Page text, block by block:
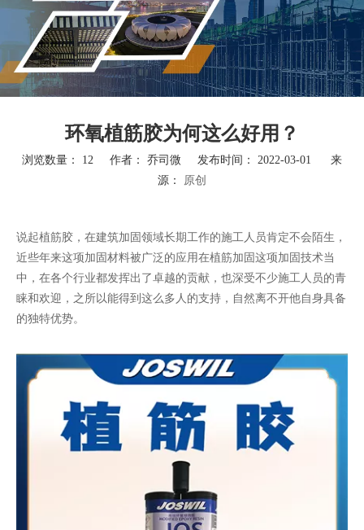
环氧植筋胶为何这么好用？
浏览数量： 12 作者： 乔司微 发布时间： 2022-03-01 来
源： 原创
说起植筋胶，在建筑加固领域长期工作的施工人员肯定不会陌生，
近些年来这项加固材料被广泛的应用在植筋加固这项加固技术当
中，在各个行业都发挥出了卓越的贡献，也深受不少施工人员的青
睐和欢迎，之所以能得到这么多人的支持，自然离不开他自身具备
的独特优势。